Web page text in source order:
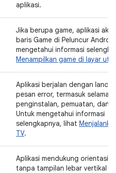
aplikasi.
Jika berupa game, aplikasi
baris Game di Peluncur
mengetahui informasi
Menampilkan game di layar
Aplikasi berjalan dengan
pesan error, termasuk selama
penginstalan, pemuatan, dan
Untuk mengetahui informasi
selengkapnya, lihat
TV.
Aplikasi mendukung orientasi
tanpa tampilan lebar vertikal